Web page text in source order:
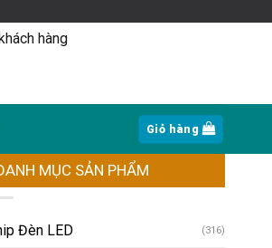
hàng
Giỏ hàng
MỤC SẢN PHẨM
Đèn LED (316)